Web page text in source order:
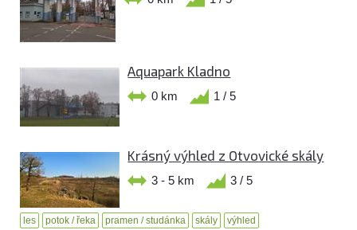
Aquapark Kladno
0 km 1 / 5
Krásný výhled z Otvovické skály
3 - 5 km 3 / 5
les potok / řeka pramen / studánka skály výhled